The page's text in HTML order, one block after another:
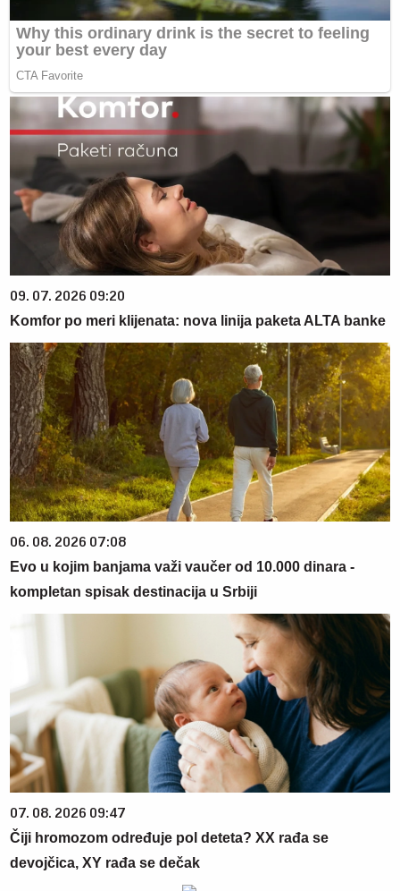
09. 07. 2026 09:20
Komfor po meri klijenata: nova linija paketa ALTA banke
06. 08. 2026 07:08
Evo u kojim banjama važi vaučer od 10.000 dinara -
kompletan spisak destinacija u Srbiji
07. 08. 2026 09:47
Čiji hromozom određuje pol deteta? XX rađa se
devojčica, XY rađa se dečak